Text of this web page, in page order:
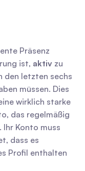
Präsenz
ist, aktiv zu
den letzten sechs
müssen. Dies
wirklich starke
das regelmäßig
Konto muss
dass es
Profil enthalten